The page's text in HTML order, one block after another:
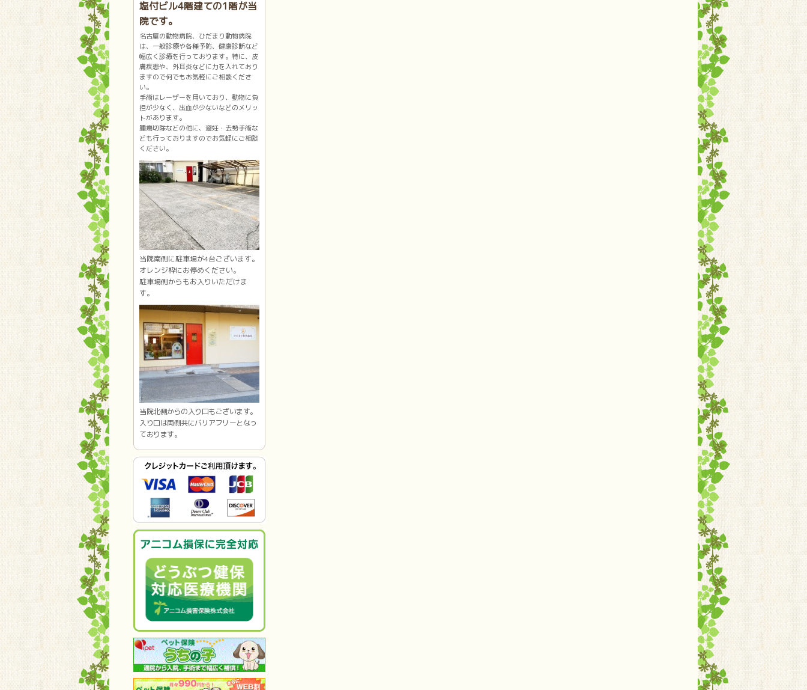
塩付ビル4階建ての1階が当
院です。
名古屋の動物病院、ひだまり動物病院
は、一般診療や各種予防、健康診断など
幅広く診療を行っております。特に、皮
膚疾患や、外耳炎などに力を入れており
ますので何でもお気軽にご相談くださ
い。
手術はレーザーを用いており、動物に負
担が少なく、出血が少ないなどのメリッ
トがあります。
腫瘍切除などの他に、避妊・去勢手術な
ども行っておりますのでお気軽にご相談
ください。
当院南側に駐車場が4台ございます。
オレンジ枠にお停めください。
駐車場側からもお入りいただけま
す。
当院北側からの入り口もございます。
入り口は両側共にバリアフリーとなっ
ております。